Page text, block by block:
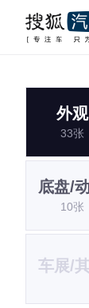
外观
33张
底盘/
10张
车展/